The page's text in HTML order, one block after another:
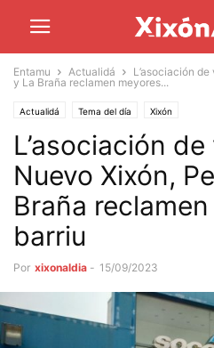
Entamu Actualidá
L’asociación
y La Braña reclamen meyores...
Actualidá Tema del día Xixón
L’asociación
Nuevo Xixón,
Braña
barriu
Por xixonaldia - 15/09/2023